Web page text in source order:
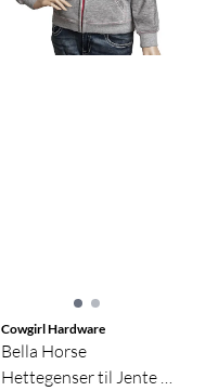
Cowgirl Hardware
Bella Horse
Hettegenser til Jente -